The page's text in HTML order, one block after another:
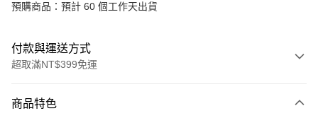
預購商品：預計 60 個工作天出貨
付款與運送方式
超取滿NT$399免運
信用卡一次付款
商品特色